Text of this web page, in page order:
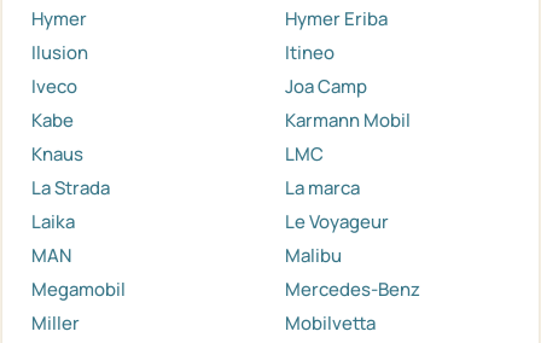
Hymer
Hymer Eriba
Ilusion
Itineo
Iveco
Joa Camp
Kabe
Karmann Mobil
Knaus
LMC
La Strada
La marca
Laika
Le Voyageur
MAN
Malibu
Megamobil
Mercedes-Benz
Miller
Mobilvetta